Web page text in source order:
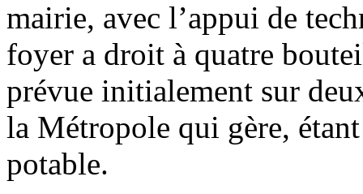
mairie, avec l’appui de
foyer a droit à quatre
prévue initialement sur
la Métropole qui gère,
potable.